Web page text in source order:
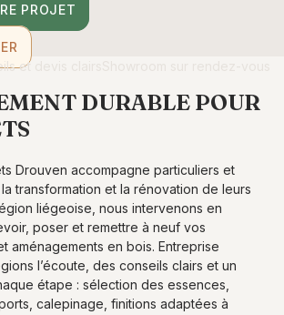
PROJET
et devis clairs
DURABLE POUR
Drouven accompagne particuliers et
transformation et la rénovation de leurs
liégeoise, nous intervenons en
poser et remettre à neuf vos
aménagements en bois. Entreprise
l’écoute, des conseils clairs et un
étape : sélection des essences,
calepinage, finitions adaptées à